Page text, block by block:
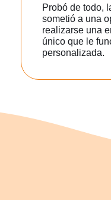
Probó de todo,
sometió a una
realizarse una
único que le
personalizada.